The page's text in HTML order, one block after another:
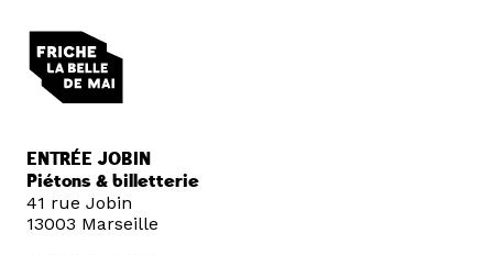
ENTRÉE JOBIN
Piétons & billetterie
41 rue Jobin
13003 Marseille